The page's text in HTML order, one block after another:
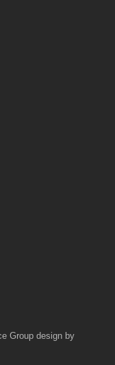
Group design by